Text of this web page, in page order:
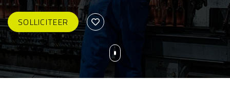
SOLLICITEER